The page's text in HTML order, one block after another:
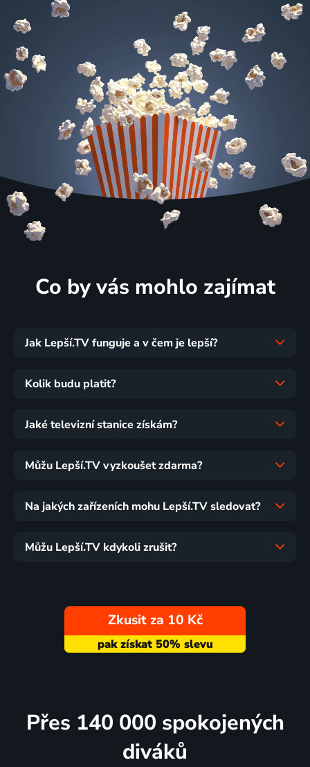
Co by vás mohlo zajímat
Jak Lepší.TV funguje a v čem je lepší?
Kolik budu platit?
Jaké televizní stanice získám?
Můžu Lepší.TV vyzkoušet zdarma?
Na jakých zařízeních mohu Lepší.TV sledovat?
Můžu Lepší.TV kdykoli zrušit?
Zkusit za 10 Kč
Přes 140 000 spokojených
diváků